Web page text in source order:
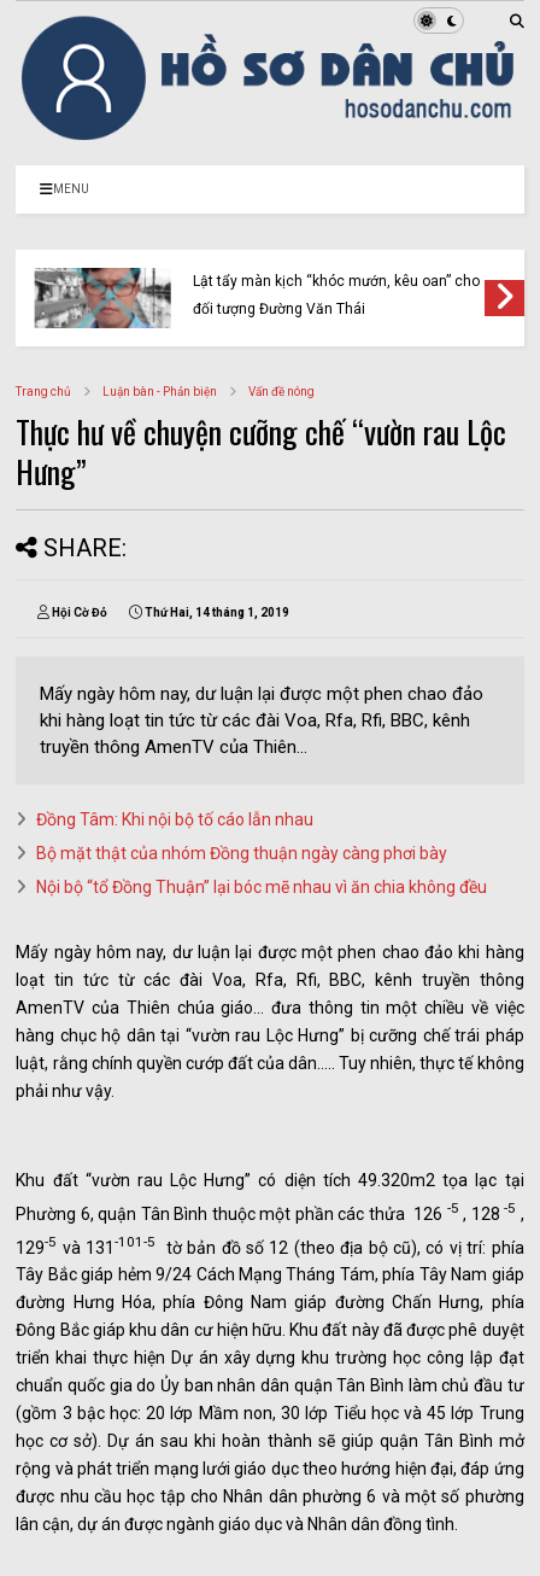
MENU
Lật tẩy màn kịch “khóc mướn, kêu oan” cho
đối tượng Đường Văn Thái
Trang chủ Luận bàn - Phản biện Vấn đề nóng
Thực hư về chuyện cưỡng chế “vườn rau Lộc
Hưng”
SHARE:
Hội Cờ Đỏ Thứ Hai, 14 tháng 1, 2019
Mấy ngày hôm nay, dư luận lại được một phen chao đảo
khi hàng loạt tin tức từ các đài Voa, Rfa, Rfi, BBC, kênh
truyền thông AmenTV của Thiên...
Đồng Tâm: Khi nội bộ tố cáo lẫn nhau
Bộ mặt thật của nhóm Đồng thuận ngày càng phơi bày
Nội bộ “tổ Đồng Thuận” lại bóc mẽ nhau vì ăn chia không đều
Mấy ngày hôm nay, dư luận lại được một phen chao đảo khi hàng
loạt tin tức từ các đài Voa, Rfa, Rfi, BBC, kênh truyền thông
AmenTV của Thiên chúa giáo… đưa thông tin một chiều về việc
hàng chục hộ dân tại “vườn rau Lộc Hưng” bị cưỡng chế trái pháp
luật, rằng chính quyền cướp đất của dân….. Tuy nhiên, thực tế không
phải như vậy.
Khu đất “vườn rau Lộc Hưng” có diện tích 49.320m2 tọa lạc tại
Phường 6, quận Tân Bình thuộc một phần các thửa 126 -5 , 128-5 ,
129-5 và 131-101-5 tờ bản đồ số 12 (theo địa bộ cũ), có vị trí: phía
Tây Bắc giáp hẻm 9/24 Cách Mạng Tháng Tám, phía Tây Nam giáp
đường Hưng Hóa, phía Đông Nam giáp đường Chấn Hưng, phía
Đông Bắc giáp khu dân cư hiện hữu. Khu đất này đã được phê duyệt
triển khai thực hiện Dự án xây dựng khu trường học công lập đạt
chuẩn quốc gia do Ủy ban nhân dân quận Tân Bình làm chủ đầu tư
(gồm 3 bậc học: 20 lớp Mầm non, 30 lớp Tiểu học và 45 lớp Trung
học cơ sở). Dự án sau khi hoàn thành sẽ giúp quận Tân Bình mở
rộng và phát triển mạng lưới giáo dục theo hướng hiện đại, đáp ứng
được nhu cầu học tập cho Nhân dân phường 6 và một số phường
lân cận, dự án được ngành giáo dục và Nhân dân đồng tình.